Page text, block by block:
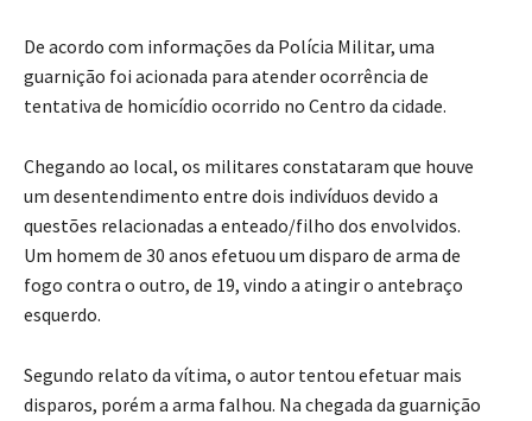
De acordo com informações da Polícia Militar, uma
guarnição foi acionada para atender ocorrência de
tentativa de homicídio ocorrido no Centro da cidade.
Chegando ao local, os militares constataram que houve
um desentendimento entre dois indivíduos devido a
questões relacionadas a enteado/filho dos envolvidos.
Um homem de 30 anos efetuou um disparo de arma de
fogo contra o outro, de 19, vindo a atingir o antebraço
esquerdo.
Segundo relato da vítima, o autor tentou efetuar mais
disparos, porém a arma falhou. Na chegada da guarnição